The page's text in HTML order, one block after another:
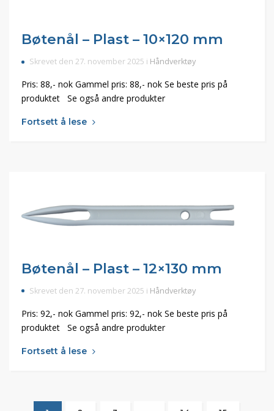
Bøtenål – Plast – 10×120 mm
Skrevet den 27. november 2025 i Håndverktøy
Pris: 88,- nok Gammel pris: 88,- nok Se beste pris på
produktet Se også andre produkter
Fortsett å lese
Bøtenål – Plast – 12×130 mm
Skrevet den 27. november 2025 i Håndverktøy
Pris: 92,- nok Gammel pris: 92,- nok Se beste pris på
produktet Se også andre produkter
Fortsett å lese